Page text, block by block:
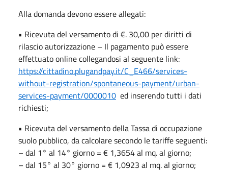
Alla domanda devono essere allegati:
• Ricevuta del versamento di €. 30,00 per diritti di
rilascio autorizzazione – Il pagamento può essere
effettuato online collegandosi al seguente link:
https://cittadino.plugandpay.it/C_E466/services-
without-registration/spontaneous-payment/urban-
services-payment/0000010 ed inserendo tutti i dati
richiesti;
• Ricevuta del versamento della Tassa di occupazione
suolo pubblico, da calcolare secondo le tariffe seguenti:
– dal 1° al 14° giorno = € 1,3654 al mq. al giorno;
– dal 15° al 30° giorno = € 1,0923 al mq. al giorno;